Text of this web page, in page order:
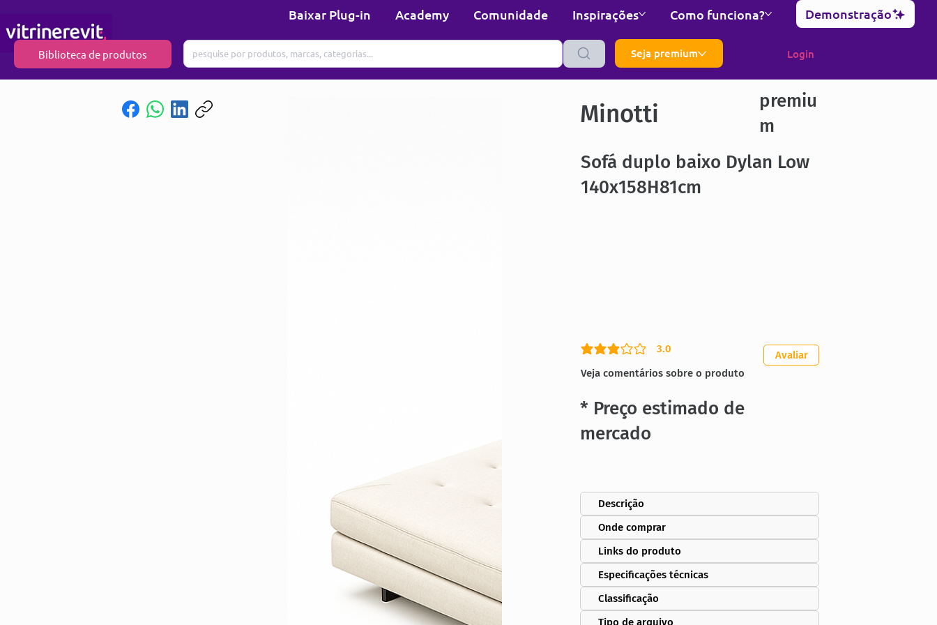
Baixar Plug-in Academy Comunidade Inspirações Como funciona? Demonstração
Biblioteca de produtos Seja premium Login
Minotti
premiu
m
Sofá duplo baixo Dylan Low
140x158H81cm
3.0
classificação média é 3 de 5
Veja comentários sobre o produto
Avaliar
* Preço estimado de
mercado
Descrição
Onde comprar
Links do produto
Especificações técnicas
Classificação
Tipo de arquivo